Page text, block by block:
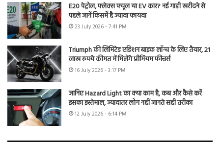
E20 पेट्रोल, फ्लेक्स फ्यूल या EV कार? नई गाड़ी खरीदने से
पहले जानें किसमें है ज्यादा फायदा
23 July 2026 - 7:41 PM
Triumph की लिमिटेड एडिशन बाइक लॉन्च के लिए तैयार, 21
लाख रुपये कीमत में मिलेंगे प्रीमियम फीचर्स
16 July 2026 - 3:17 PM
जानिए Hazard Light का क्या काम है, कब और कैसे करें
इसका इस्तेमाल, ज्यादातर लोग नहीं जानते सही तरीका
12 July 2026 - 6:14 PM